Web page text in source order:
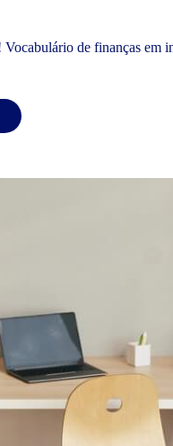
de finanças em